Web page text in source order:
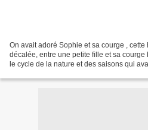
On avait adoré Sophie et sa courge ,
décalée, entre une petite fille et sa
le cycle de la nature et des saisons qui